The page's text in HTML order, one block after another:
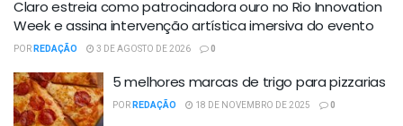
Claro estreia como patrocinadora ouro no Rio Innovation
Week e assina intervenção artística imersiva do evento
PORREDAÇÃO 3 DE AGOSTO DE 2026 0
5 melhores marcas de trigo para pizzarias
PORREDAÇÃO 18 DE NOVEMBRO DE 2025 0